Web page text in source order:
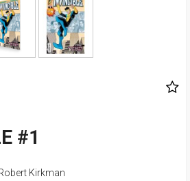
#1
Kirkman